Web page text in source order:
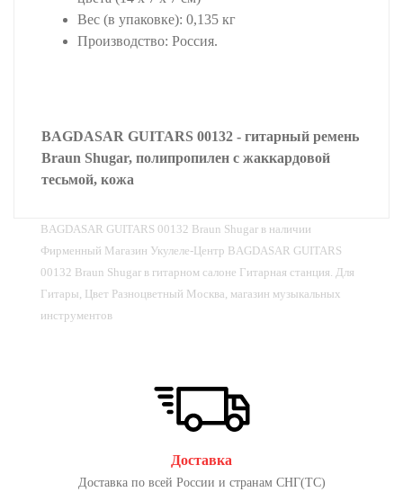
Вес (в упаковке): 0,135 кг
Производство: Россия.
BAGDASAR GUITARS 00132 - гитарный ремень
Braun Shugar, полипропилен с жаккардовой
тесьмой, кожа
BAGDASAR GUITARS 00132 Braun Shugar в наличии
Фирменный Магазин Укулеле-Центр BAGDASAR GUITARS
00132 Braun Shugar в гитарном салоне Гитарная станция. Для
Гитары, Цвет Разноцветный Москва, магазин музыкальных
инструментов
Доставка
Доставка по всей России и странам СНГ(ТС)